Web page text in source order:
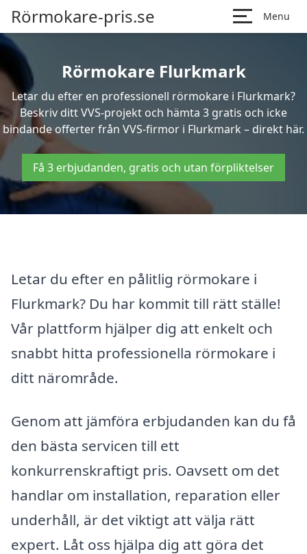
Rörmokare-pris.se Menu
Rörmokare Flurkmark
Letar du efter en professionell rörmokare i Flurkmark?
Beskriv ditt VVS-projekt och hämta 3 gratis och icke
bindande offerter från VVS-firmor i Flurkmark – direkt här.
Få 3 erbjudanden, gratis och utan förpliktelser
Letar du efter en pålitlig rörmokare i
Flurkmark? Du har kommit till rätt ställe!
Vår plattform hjälper dig att enkelt och
snabbt hitta professionella rörmokare i
ditt närområde.
Genom att jämföra erbjudanden kan du få
den bästa servicen till ett
konkurrenskraftigt pris. Oavsett om det
handlar om installation, reparation eller
underhåll, är det viktigt att välja rätt
expert. Låt oss hjälpa dig att göra det